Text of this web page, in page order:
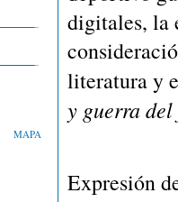
MAPA
digitales, la
literatura y
y guerra
Expresión